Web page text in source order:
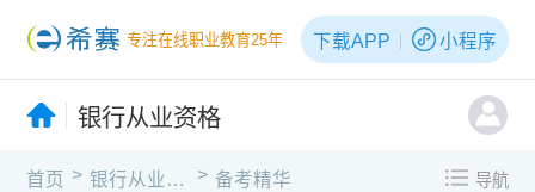
专注在线职业教育25年 下载APP 小程序
银行从业资格
首页 > 银行从业资格 > 备考精华 导航